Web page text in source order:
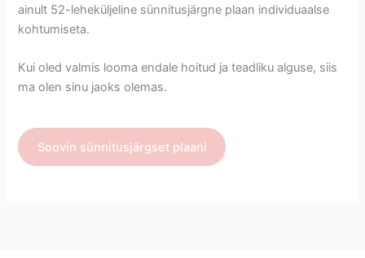
ainult 52-leheküljeline sünnitusjärgne plaan individuaalse
kohtumiseta.
Kui oled valmis looma endale hoitud ja teadliku alguse, siis
ma olen sinu jaoks olemas.
Soovin sünnitusjärgset plaani